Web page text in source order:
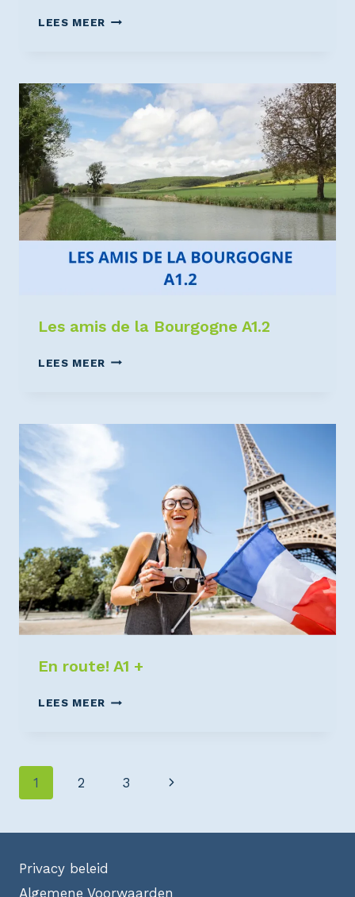
LEES MEER
Les amis de la Bourgogne A1.2
LEES MEER
En route! A1 +
LEES MEER
1 2 3
Privacy beleid
Algemene Voorwaarden